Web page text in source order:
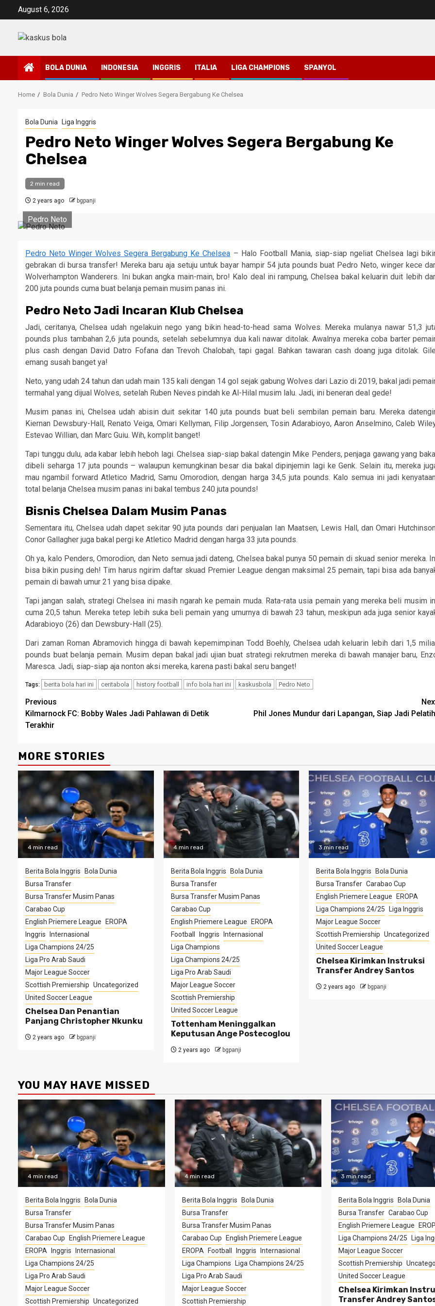
August 6, 2026
BOLA DUNIA INDONESIA INGGRIS ITALIA LIGA CHAMPIONS SPANYOL
Home Bola Dunia Pedro Neto Winger Wolves Segera Bergabung Ke Chelsea
Bola Dunia Liga Inggris
Pedro Neto Winger Wolves Segera Bergabung Ke
Chelsea
2 min read
2 years ago bgpanji
Pedro Neto
Pedro Neto Winger Wolves Segera Bergabung Ke Chelsea – Halo Football Mania, siap-siap ngeliat Chelsea lagi
gebrakan di bursa transfer! Mereka baru aja setuju untuk bayar hampir 54 juta pounds buat Pedro Neto, winger kece
Wolverhampton Wanderers. Ini bukan angka main-main, bro! Kalo deal ini rampung, Chelsea bakal keluarin duit lebih
200 juta pounds cuma buat belanja pemain musim panas ini.
Pedro Neto Jadi Incaran Klub Chelsea
Jadi, ceritanya, Chelsea udah ngelakuin nego yang bikin head-to-head sama Wolves. Mereka mulanya nawar 51,3
pounds plus tambahan 2,6 juta pounds, setelah sebelumnya dua kali nawar ditolak. Awalnya mereka coba barter
plus cash dengan David Datro Fofana dan Trevoh Chalobah, tapi gagal. Bahkan tawaran cash doang juga ditolak.
emang susah banget ya!
Neto, yang udah 24 tahun dan udah main 135 kali dengan 14 gol sejak gabung Wolves dari Lazio di 2019, bakal jadi
termahal yang dijual Wolves, setelah Ruben Neves pindah ke Al-Hilal musim lalu. Jadi, ini beneran deal gede!
Musim panas ini, Chelsea udah abisin duit sekitar 140 juta pounds buat beli sembilan pemain baru. Mereka
Kiernan Dewsbury-Hall, Renato Veiga, Omari Kellyman, Filip Jorgensen, Tosin Adarabioyo, Aaron Anselmino, Caleb
Estevao Willian, dan Marc Guiu. Wih, komplit banget!
Tapi tunggu dulu, ada kabar lebih heboh lagi. Chelsea siap-siap bakal datengin Mike Penders, penjaga gawang yang
dibeli seharga 17 juta pounds – walaupun kemungkinan besar dia bakal dipinjemin lagi ke Genk. Selain itu, mereka
mau ngambil forward Atletico Madrid, Samu Omorodion, dengan harga 34,5 juta pounds. Kalo semua ini jadi
total belanja Chelsea musim panas ini bakal tembus 240 juta pounds!
Bisnis Chelsea Dalam Musim Panas
Sementara itu, Chelsea udah dapet sekitar 90 juta pounds dari penjualan Ian Maatsen, Lewis Hall, dan Omari
Conor Gallagher juga bakal pergi ke Atletico Madrid dengan harga 33 juta pounds.
Oh ya, kalo Penders, Omorodion, dan Neto semua jadi dateng, Chelsea bakal punya 50 pemain di skuad senior mereka.
bisa bikin pusing deh! Tim harus ngirim daftar skuad Premier League dengan maksimal 25 pemain, tapi bisa ada
pemain di bawah umur 21 yang bisa dipake.
Tapi jangan salah, strategi Chelsea ini masih ngarah ke pemain muda. Rata-rata usia pemain yang mereka beli musim
cuma 20,5 tahun. Mereka tetep lebih suka beli pemain yang umurnya di bawah 23 tahun, meskipun ada juga senior
Adarabioyo (26) dan Dewsbury-Hall (25).
Dari zaman Roman Abramovich hingga di bawah kepemimpinan Todd Boehly, Chelsea udah keluarin lebih dari 1,5
pounds buat belanja pemain. Musim depan bakal jadi ujian buat strategi rekrutmen mereka di bawah manajer baru,
Maresca. Jadi, siap-siap aja nonton aksi mereka, karena pasti bakal seru banget!
Tags: berita bola hari ini ceritabola history football info bola hari ini kaskusbola Pedro Neto
Continue
Reading
Previous
Kilmarnock FC: Bobby Wales Jadi Pahlawan di Detik
Terakhir
Phil Jones Mundur dari Lapangan, Siap Jadi
MORE STORIES
4 min read
Berita Bola Inggris
Bola Dunia
Bursa Transfer
Bursa Transfer Musim Panas
Carabao Cup
English Priemere League
EROPA
Inggris
Internasional
Liga Champions 24/25
Liga Pro Arab Saudi
Major League Soccer
Scottish Premiership Uncategorized
United Soccer League
Chelsea Dan Penantian
Panjang Christopher Nkunku
2 years ago bgpanji
4 min read
Berita Bola Inggris
Bola Dunia
Bursa Transfer
Bursa Transfer Musim Panas
Carabao Cup
English Priemere League
EROPA
Football
Inggris
Internasional
Liga Champions
Liga Champions 24/25
Liga Pro Arab Saudi
Major League Soccer
Scottish Premiership
United Soccer League
Tottenham Meninggalkan
Keputusan Ange Postecoglou
2 years ago bgpanji
3 min read
Berita Bola Inggris
Bola Dunia
Bursa Transfer Carabao Cup
English Priemere League
EROPA
Liga Champions 24/25
Liga Inggris
Major League Soccer
Scottish Premiership Uncategorized
United Soccer League
Chelsea Kirimkan Instruksi
Transfer Andrey Santos
2 years ago bgpanji
YOU MAY HAVE MISSED
4 min read
Berita Bola Inggris
Bola Dunia
Bursa Transfer
Bursa Transfer Musim Panas
Carabao Cup
English Priemere League
EROPA
Inggris
Internasional
Liga Champions 24/25
Liga Pro Arab Saudi
Major League Soccer
Scottish Premiership Uncategorized
4 min read
Berita Bola Inggris
Bola Dunia
Bursa Transfer
Bursa Transfer Musim Panas
Carabao Cup
English Priemere League
EROPA
Football Inggris
Internasional
Liga Champions
Liga Champions 24/25
Liga Pro Arab Saudi
Major League Soccer
Scottish Premiership
3 min read
Berita Bola Inggris
Bola Dunia
Bursa Transfer Carabao Cup
English Priemere League
Liga Champions 24/25
Liga
Major League Soccer
Scottish Premiership
United Soccer League
Chelsea Kirimkan
Transfer Andrey